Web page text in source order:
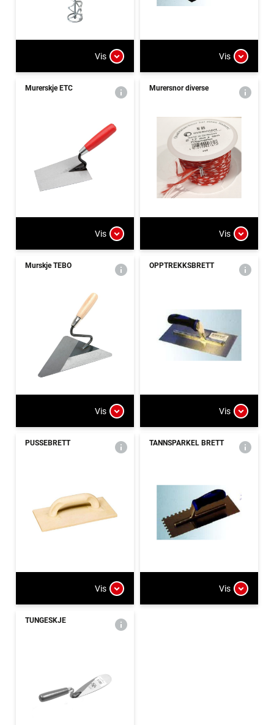
Vis Vis
Murerskje ETC
Vis
Murersnor diverse
Vis
Murskje TEBO
Vis
OPPTREKKSBRETT
Vis
PUSSEBRETT
Vis
TANNSPARKEL BRETT
Vis
TUNGESKJE